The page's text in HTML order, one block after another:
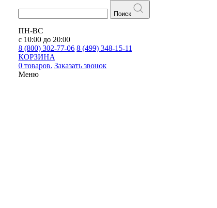
Поиск
ПН-ВС
с 10:00 до 20:00
8 (800) 302-77-06 8 (499) 348-15-11
КОРЗИНА
0 товаров. Заказать звонок
Меню